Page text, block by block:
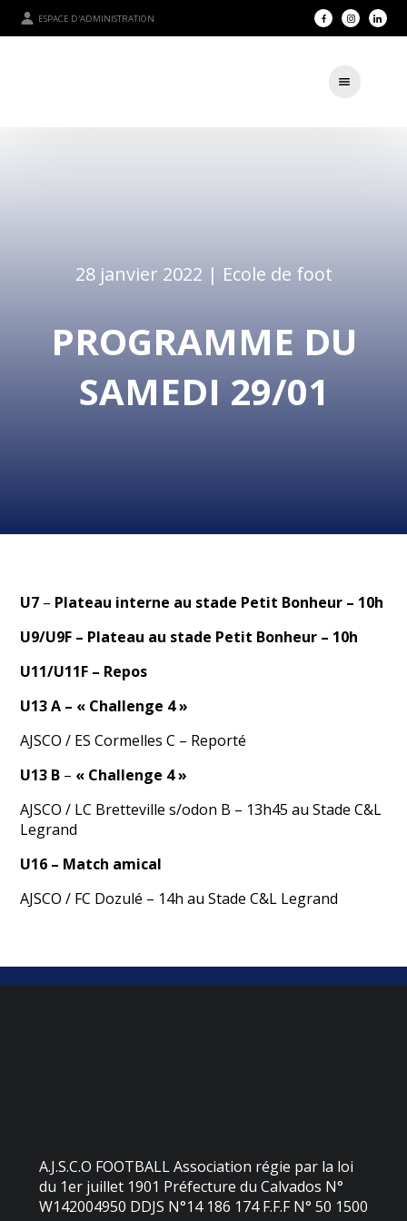
ESPACE D'ADMINISTRATION
28 janvier 2022 | Ecole de foot
PROGRAMME DU
SAMEDI 29/01
U7 – Plateau interne au stade Petit Bonheur – 10h
U9/U9F – Plateau au stade Petit Bonheur – 10h
U11/U11F – Repos
U13 A – « Challenge 4 »
AJSCO / ES Cormelles C – Reporté
U13 B – « Challenge 4 »
AJSCO / LC Bretteville s/odon B – 13h45 au Stade C&L
Legrand
U16 – Match amical
AJSCO / FC Dozulé – 14h au Stade C&L Legrand
A.J.S.C.O FOOTBALL Association régie par la loi
du 1er juillet 1901 Préfecture du Calvados N°
W142004950 DDJS N°14 186 174 F.F.F N° 50 1500